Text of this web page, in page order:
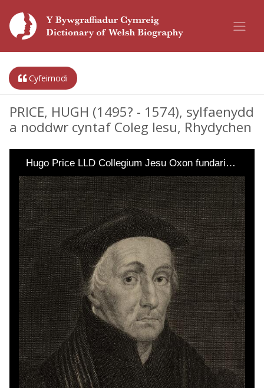
Cyfeirnodi
PRICE, HUGH (1495? - 1574), sylfaenydd
a noddwr cyntaf Coleg Iesu, Rhydychen
Hugo Price LLD Collegium Jesu Oxon fundari…